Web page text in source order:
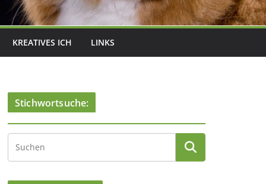
KREATIVES ICH LINKS
Stichwortsuche: